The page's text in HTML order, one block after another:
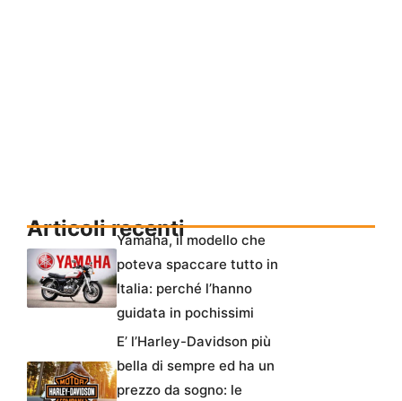
Articoli recentiYamaha, il modello che
poteva spaccare tutto in
Italia: perché l’hanno
guidata in pochissimi
E’ l’Harley-Davidson più
bella di sempre ed ha un
prezzo da sogno: le